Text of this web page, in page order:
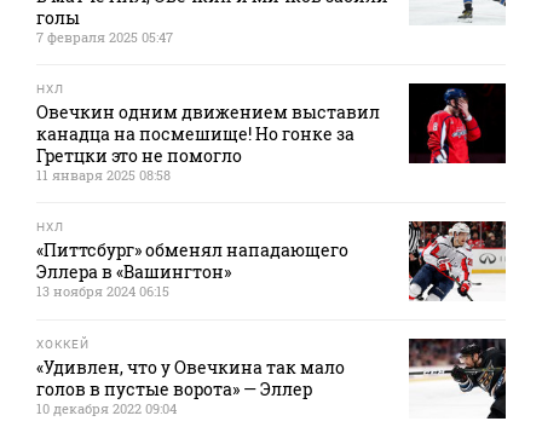
голы
7 февраля 2025 05:47
НХЛ
Овечкин одним движением выставил
канадца на посмешище! Но гонке за
Гретцки это не помогло
11 января 2025 08:58
НХЛ
«Питтсбург» обменял нападающего
Эллера в «Вашингтон»
13 ноября 2024 06:15
ХОККЕЙ
«Удивлен, что у Овечкина так мало
голов в пустые ворота» — Эллер
10 декабря 2022 09:04